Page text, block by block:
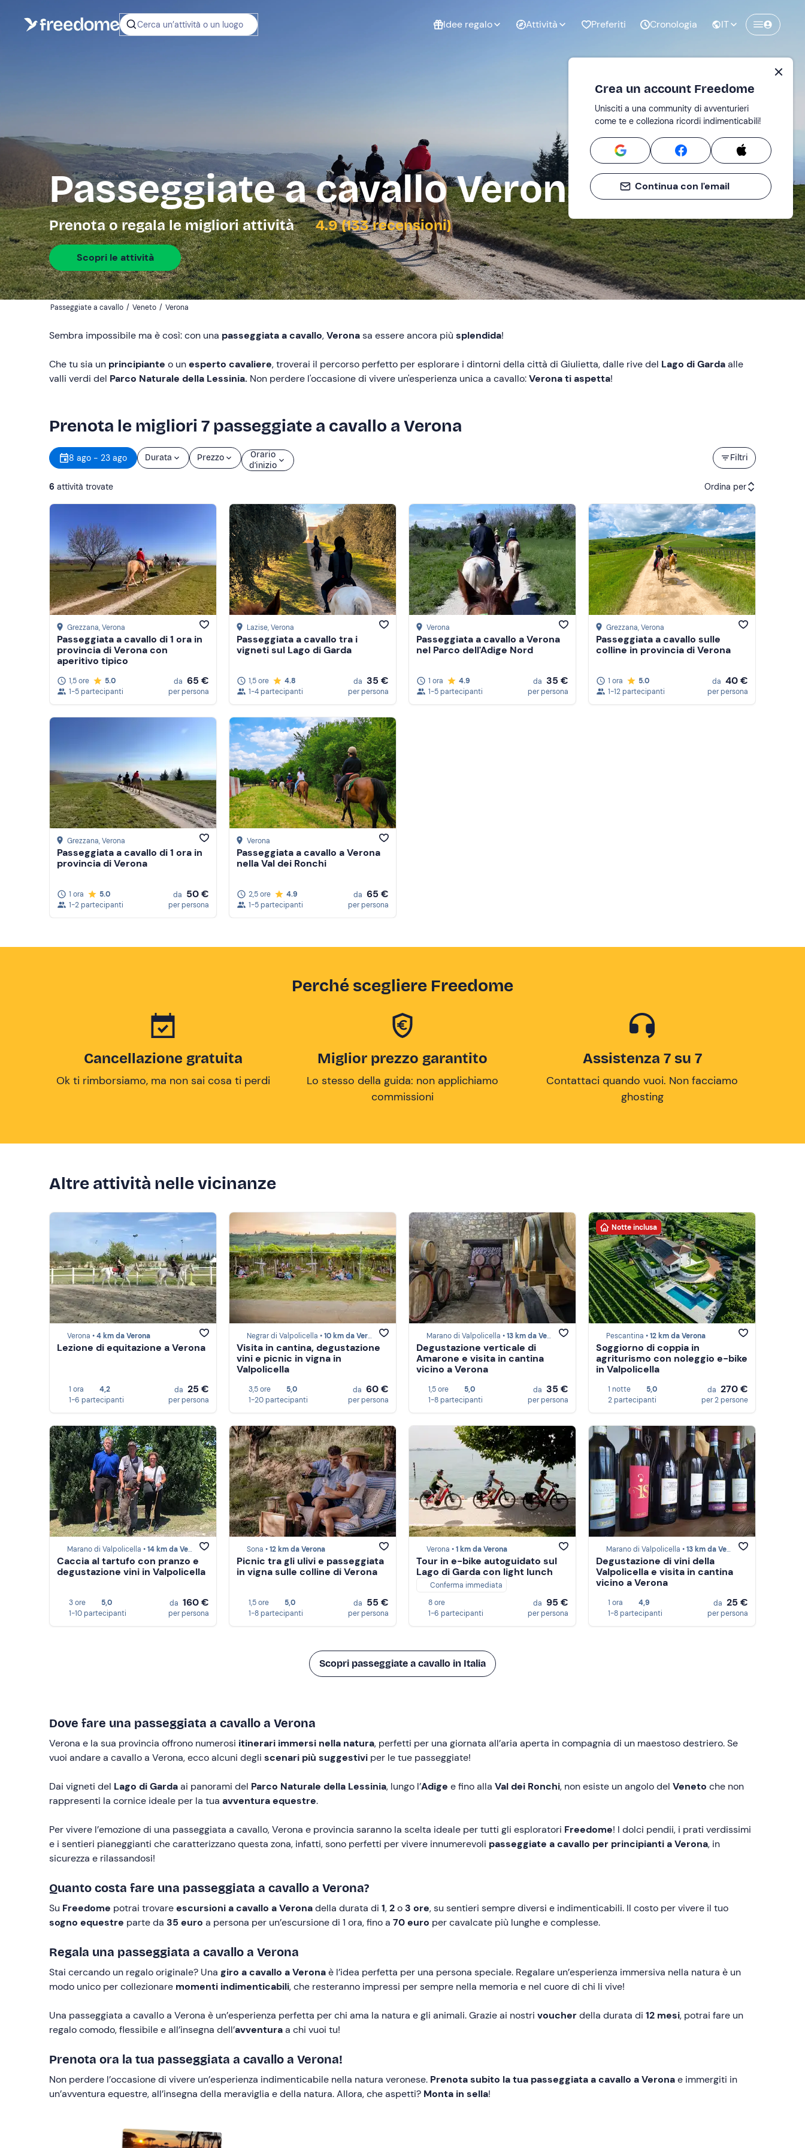
Cerca un’attività o un luogo Idee regalo
scegliere esperienze
outdoor in tutta Italia.
Regala una Gift Card
Compleanno
Laurea
Addio al
celibato
Addio al
Attività Preferiti Cronologia IT
Passeggiate a cavallo Verona
Prenota o regala le migliori attività 4.9 (133 recensioni)
Scopri le attività
Passeggiate a cavallo / Veneto / Verona
Sembra impossibile ma è così: con una passeggiata a cavallo,Veronasa essere ancora più splendida!
Che tu sia un principiante o unesperto cavaliere, troverai il percorso perfetto per esplorare i dintorni della città di Giulietta, dalle rive del Lago di Gardaalle
valli verdi del Parco Naturale della Lessinia. Non perdere l'occasione di vivere un'esperienza unica a cavallo:Veronati aspetta!
Prenota le migliori 7 passeggiate a cavallo a Verona
Filtri
8 ago - 23 ago Durata Prezzo
Orario
d’inizio
6 attività trovate Ordina per
Attività consigliate
Prezzo (crescente)
Prezzo (decrescente)
Recensioni
Grezzana, Verona
Passeggiata a cavallo di 1 ora in
provincia di Verona con
aperitivo tipico
1,5 ore
5.0
1-5 partecipanti
da 65 €
per persona
Lazise, Verona
Passeggiata a cavallo tra i
vigneti sul Lago di Garda
1,5 ore
4.8
1-4 partecipanti
da 35 €
per persona
Verona
Passeggiata a cavallo a Verona
nel Parco dell'Adige Nord
1 ora
4.9
1-5 partecipanti
da 35 €
per persona
Grezzana, Verona
Passeggiata a cavallo sulle
colline in provincia di Verona
1 ora
5.0
1-12 partecipanti
da 40 €
per persona
Grezzana, Verona
Passeggiata a cavallo di 1 ora in
provincia di Verona
1 ora
5.0
1-2 partecipanti
da 50 €
per persona
Verona
Passeggiata a cavallo a Verona
nella Val dei Ronchi
2,5 ore
4.9
1-5 partecipanti
da 65 €
per persona
Perché scegliere Freedome
Cancellazione gratuita
Ok ti rimborsiamo, ma non sai cosa ti perdi
Miglior prezzo garantito
Lo stesso della guida: non applichiamo
commissioni
Assistenza 7 su 7
Contattaci quando vuoi. Non facciamo
ghosting
Altre attività nelle vicinanze
Verona •4 km da Verona
Lezione di equitazione a Verona
1 ora
4,2
1-6 partecipanti
da 25 €
per persona
Negrar di Valpolicella •10 km da Verona
Visita in cantina, degustazione
vini e picnic in vigna in
Valpolicella
3,5 ore
5,0
1-20 partecipanti
da 60 €
per persona
Marano di Valpolicella •13 km da Verona
Degustazione verticale di
Amarone e visita in cantina
vicino a Verona
1,5 ore
5,0
1-8 partecipanti
da 35 €
per persona
Notte inclusa
Pescantina •12 km da Verona
Soggiorno di coppia in
agriturismo con noleggio e-bike
in Valpolicella
1 notte
5,0
2 partecipanti
da 270 €
per 2 persone
Marano di Valpolicella •14 km da Verona
Caccia al tartufo con pranzo e
degustazione vini in Valpolicella
3 ore
5,0
1-10 partecipanti
da 160 €
per persona
Sona •12 km da Verona
Picnic tra gli ulivi e passeggiata
in vigna sulle colline di Verona
1,5 ore
5,0
1-8 partecipanti
da 55 €
per persona
Verona •1 km da Verona
Tour in e-bike autoguidato sul
Lago di Garda con light lunch
Conferma immediata
8 ore
1-6 partecipanti
da 95 €
per persona
Marano di Valpolicella •13 km da Verona
Degustazione di vini della
Valpolicella e visita in cantina
vicino a Verona
1 ora
4,9
1-8 partecipanti
da 25 €
per persona
Scopri passeggiate a cavallo in Italia
Dove fare una passeggiata a cavallo a Verona
Verona e la sua provincia offrono numerosi itinerari immersi nella natura, perfetti per una giornata all’aria aperta in compagnia di un maestoso destriero. Se
vuoi andare a cavallo a Verona, ecco alcuni degli scenari più suggestivi per le tue passeggiate!
Dai vigneti del Lago di Gardaai panorami del Parco Naturale della Lessinia, lungo l’Adige e fino alla Val dei Ronchi, non esiste un angolo del Veneto che non
rappresenti la cornice ideale per la tua avventura equestre.
Per vivere l’emozione di una passeggiata a cavallo, Verona e provincia saranno la scelta ideale per tutti gli esploratori Freedome! I dolci pendii, i prati verdissimi
e i sentieri pianeggianti che caratterizzano questa zona, infatti, sono perfetti per vivere innumerevoli passeggiate a cavallo per principianti a Verona, in
sicurezza e rilassandosi!
Quanto costa fare una passeggiata a cavallo a Verona?
Su Freedome potrai trovareescursioni a cavallo a Veronadella durata di 1,2o3 ore, su sentieri sempre diversi e indimenticabili. Il costo per vivere il tuo
sogno equestre parte da 35 euro a persona per un’escursione di 1 ora, fino a 70 euro per cavalcate più lunghe e complesse.
Regala una passeggiata a cavallo a Verona
Stai cercando un regalo originale? Una giro a cavallo a Veronaè l’idea perfetta per una persona speciale. Regalare un’esperienza immersiva nella natura è un
modo unico per collezionare momenti indimenticabili, che resteranno impressi per sempre nella memoria e nel cuore di chi li vive!
Una passeggiata a cavallo a Verona è un’esperienza perfetta per chi ama la natura e gli animali. Grazie ai nostri voucherdella durata di 12 mesi, potrai fare un
regalo comodo, flessibile e all’insegna dell’avventuraa chi vuoi tu!
Prenota ora la tua passeggiata a cavallo a Verona!
Non perdere l’occasione di vivere un’esperienza indimenticabile nella natura veronese. Prenota subito la tua passeggiata a cavallo a Veronae immergiti in
un’avventura equestre, all’insegna della meraviglia e della natura. Allora, che aspetti? Monta in sella!
Crea un account Freedome
Unisciti a una community di avventurieri
come te e colleziona ricordi indimenticabili!
Continua con l'email